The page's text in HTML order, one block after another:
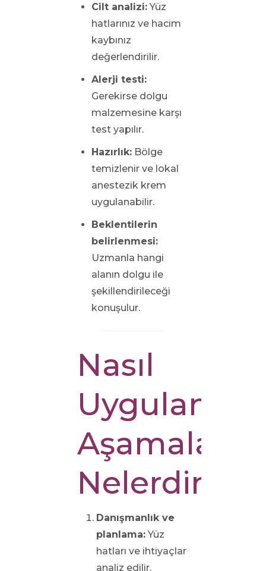
Cilt analizi:Yüz
hatlarınız ve hacim
kaybınız
değerlendirilir.
Alerji testi:
Gerekirse dolgu
malzemesine karşı
test yapılır.
Hazırlık:Bölge
temizlenir ve lokal
anestezik krem
uygulanabilir.
Beklentilerin
belirlenmesi:
Uzmanla hangi
alanın dolgu ile
şekillendirileceği
konuşulur.
Nasıl
Uygulanır?
Aşamaları
Nelerdir?
Danışmanlık ve
planlama:Yüz
hatları ve ihtiyaçlar
analiz edilir.